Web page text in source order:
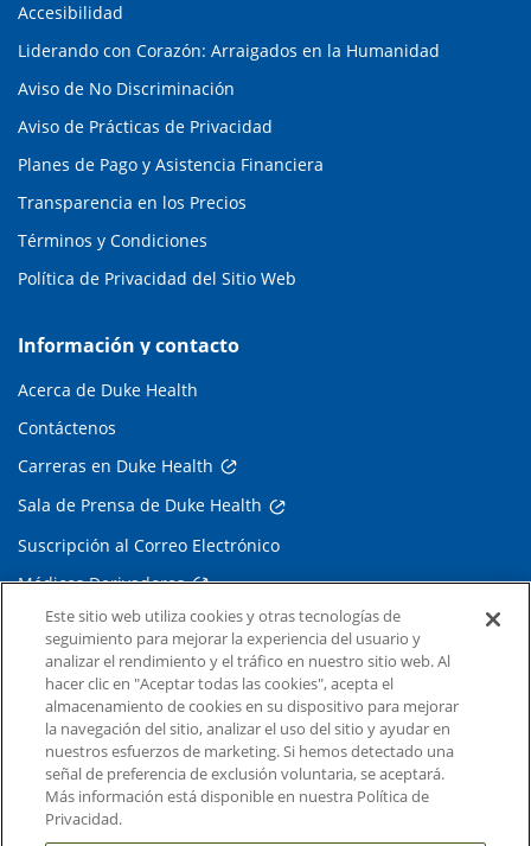
Accesibilidad
Liderando con Corazón: Arraigados en la Humanidad
Aviso de No Discriminación
Aviso de Prácticas de Privacidad
Planes de Pago y Asistencia Financiera
Transparencia en los Precios
Términos y Condiciones
Política de Privacidad del Sitio Web
Información y contacto
Acerca de Duke Health
Contáctenos
Carreras en Duke Health
Sala de Prensa de Duke Health
Suscripción al Correo Electrónico
Médicos Derivadores
Enlaces relacionados
Duke Cancer Institute
Duke Children's
Duke School of Medicine
Duke School of Nursing
Este sitio web utiliza cookies y otras tecnologías de
seguimiento para mejorar la experiencia del usuario y
analizar el rendimiento y el tráfico en nuestro sitio web. Al
hacer clic en "Aceptar todas las cookies", acepta el
almacenamiento de cookies en su dispositivo para mejorar
la navegación del sitio, analizar el uso del sitio y ayudar en
nuestros esfuerzos de marketing. Si hemos detectado una
señal de preferencia de exclusión voluntaria, se aceptará.
Más información está disponible en nuestra Política de
Privacidad.